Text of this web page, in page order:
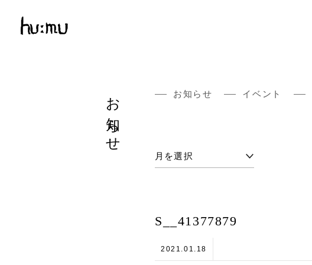
お知らせ お知らせ イベント
S__41377879
2021.01.18